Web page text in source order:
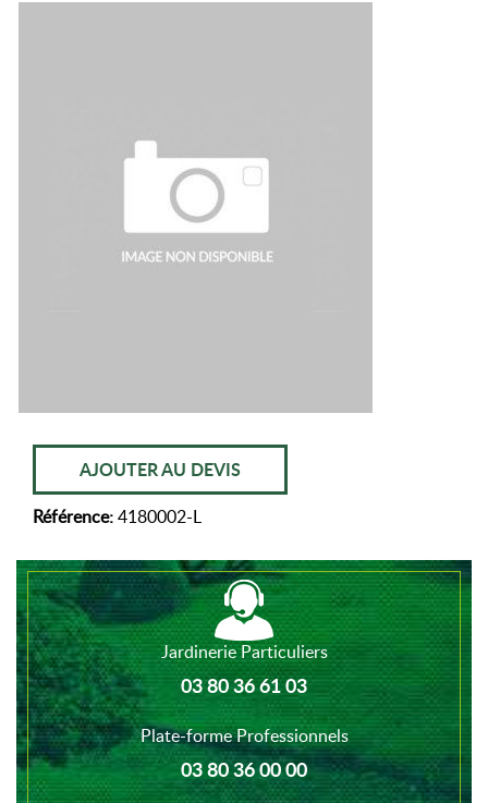
AJOUTER AU DEVIS
Référence:4180002-L
Jardinerie Particuliers
03 80 36 61 03
Plate-forme Professionnels
03 80 36 00 00